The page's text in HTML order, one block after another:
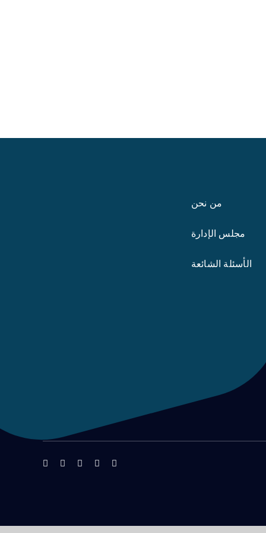
من نحن
مجلس الإدارة
الأسئلة الشائعة